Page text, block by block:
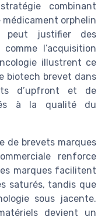
combinant
orphelin
peut justifier des
l’acquisition
illustrent ce
biotech brevet dans
d’upfront et de
à la qualité du
de brevets marques
renforce
marques facilitent
saturés, tandis que
sous jacente.
devient un